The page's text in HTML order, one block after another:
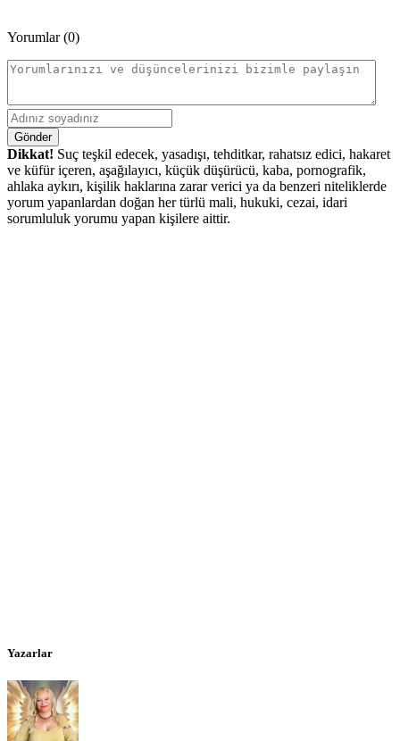
Yorumlar (0)
Gönder
Dikkat! Suç teşkil edecek, yasadışı, tehditkar, rahatsız edici, hakaret
ve küfür içeren, aşağılayıcı, küçük düşürücü, kaba, pornografik,
ahlaka aykırı, kişilik haklarına zarar verici ya da benzeri niteliklerde
yorum yapanlardan doğan her türlü mali, hukuki, cezai, idari
sorumluluk yorumu yapan kişilere aittir.
Yazarlar